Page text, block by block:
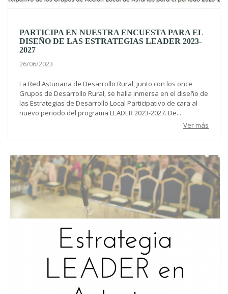
PARTICIPA EN NUESTRA ENCUESTA PARA EL
DISEÑO DE LAS ESTRATEGIAS LEADER 2023-
2027
26/06/2023
La Red Asturiana de Desarrollo Rural, junto con los once
Grupos de Desarrollo Rural, se halla inmersa en el diseño de
las Estrategias de Desarrollo Local Participativo de cara al
nuevo periodo del programa LEADER 2023-2027. De...
Ver más